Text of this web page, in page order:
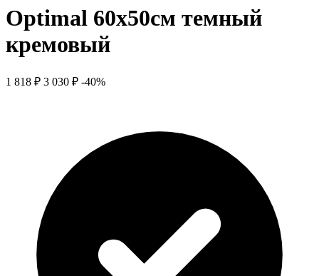
Optimal 60х50см темный
кремовый
1 818 ₽ 3 030 ₽ -40%